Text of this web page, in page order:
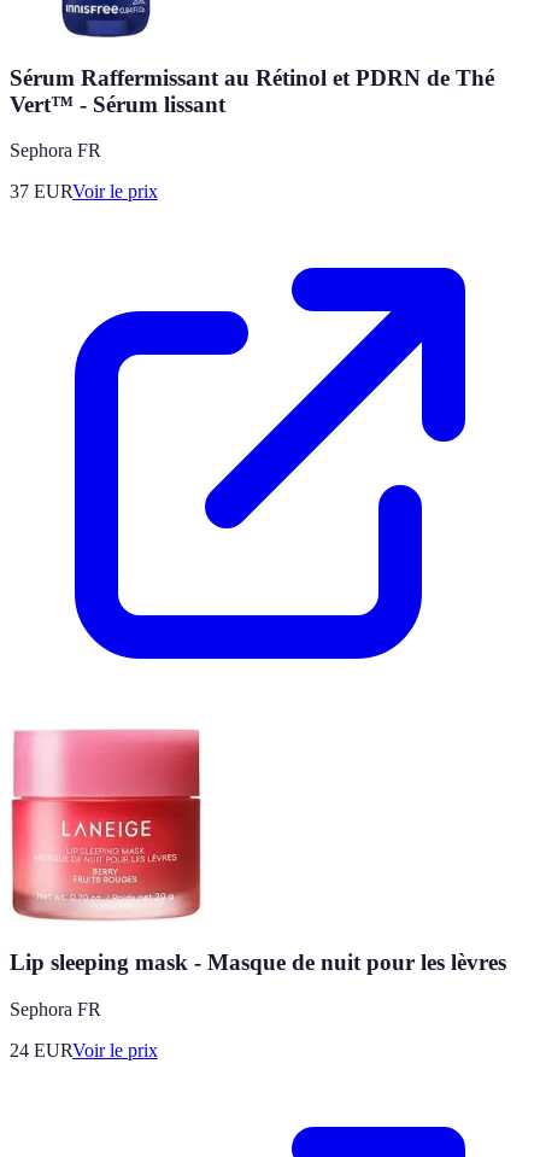
Sérum Raffermissant au Rétinol et PDRN de Thé
Vert™ - Sérum lissant
Sephora FR
37 EURVoir le prix
Lip sleeping mask - Masque de nuit pour les lèvres
Sephora FR
24 EURVoir le prix